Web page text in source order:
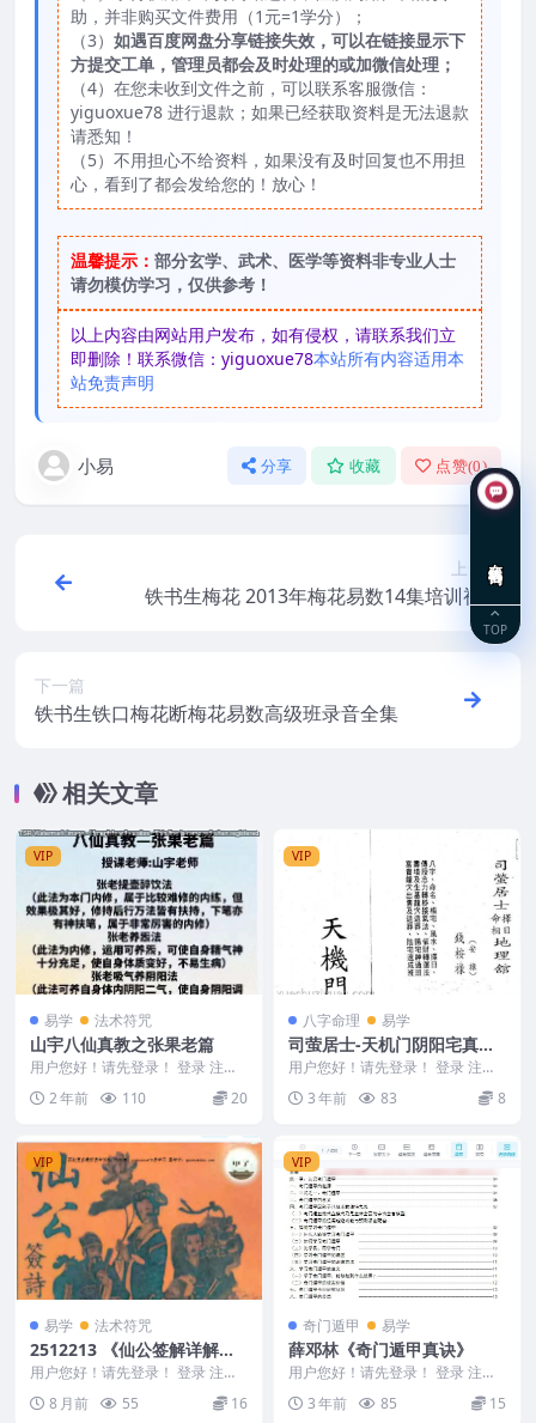
助，并非购买文件费用（1元=1学分）；
（3） 如遇百度网盘分享链接失效，可以在链接显示下
方提交工单，管理员都会及时处理的或加微信处理；
（4）在您未收到文件之前，可以联系客服微信：
yiguoxue78 进行退款；如果已经获取资料是无法退款
请悉知！
（5）不用担心不给资料，如果没有及时回复也不用担
心，看到了都会发给您的！放心！
温馨提示： 部分玄学、武术、医学等资料非专业人士
请勿模仿学习，仅供参考！
以上内容由网站用户发布，如有侵权，请联系我们立
即删除！联系微信：yiguoxue78本站所有内容适用本
站免责声明
小易 分享 收藏 点赞(0)
上一篇
铁书生梅花 2013年梅花易数14集培训视频
教学视频
下一篇
铁书生铁口梅花断梅花易数高级班录音全集
相关文章
VIP
易学 法术符咒
山宇八仙真教之张果老篇
用户您好！请先登录！ 登录 注册
山宇八仙真教之张果老篇 就一集
视频 还有部分...
2 年前 110 20
VIP
八字命理 易学
司萤居士-天机门阴阳宅真诀.
pdf
用户您好！请先登录！ 登录 注册
司萤居士-天机门阴阳宅真诀.pdf Y
2309...
3 年前 83 8
VIP
易学 法术符咒
2512213 《仙公签解详解》6
2页
用户您好！请先登录！ 登录 注册
《仙公签解详解》62页 2512213
8 月前 55 16
VIP
奇门遁甲 易学
薛邓林《奇门遁甲真诀》
用户您好！请先登录！ 登录 注册
邓林《奇门遁甲真诀》 Y2307-2-3
&n...3 年前 85 15
TOP